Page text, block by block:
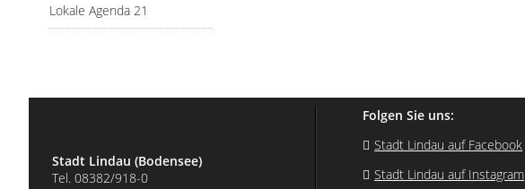
Lokale Agenda 21
Stadt Lindau (Bodensee)
Tel. 08382/918-0
Folgen Sie uns:
Stadt Lindau auf Facebook
Stadt Lindau auf Instagram